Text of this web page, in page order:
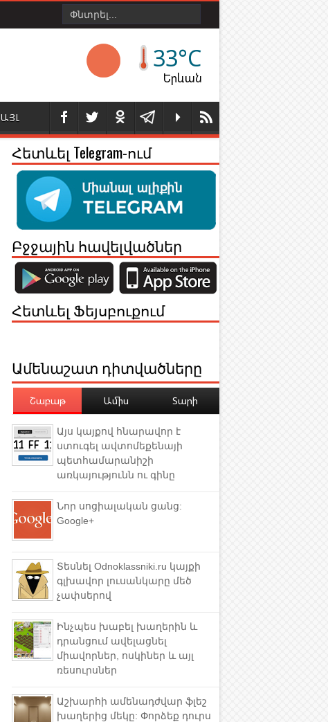
33°C
Երևան
ԱՅԼ
Հետևել Telegram-ում
Բջջային հավելվածներ
Հետևել Ֆեյսբուքում
Ամենաշատ դիտվածները
Շաբաթ Ամիս Տարի
Այս կայքով հնարավոր է
ստուգել ավտոմեքենայի
պետհամարանիշի
առկայությունն ու գինը
Նոր սոցիալական ցանց:
Google+
Տեսնել Odnoklassniki.ru կայքի
գլխավոր լուսանկարը մեծ
չափսերով
Ինչպես խաբել խաղերին և
դրանցում ավելացնել
միավորներ, ոսկիներ և այլ
ռեսուրսներ
Աշխարհի ամենադժվար ֆլեշ
խաղերից մեկը: Փորձեք դուրս